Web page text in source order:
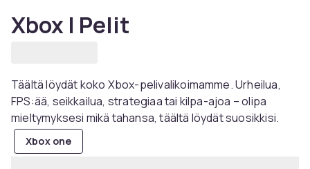
Xbox | Pelit
Täältä löydät koko Xbox-pelivalikoimamme. Urheilua,
FPS:ää, seikkailua, strategiaa tai kilpa-ajoa – olipa
mieltymyksesi mikä tahansa, täältä löydät suosikkisi.
Xbox one